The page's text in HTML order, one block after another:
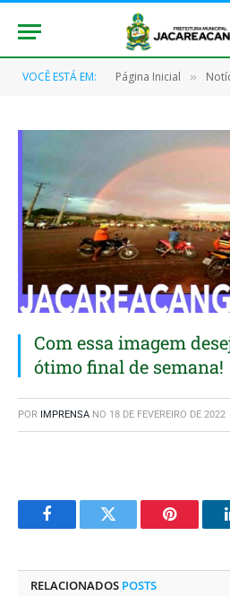
VOCÊ ESTÁ EM: Página Inicial »
Com essa imagem
ótimo final de semana!
POR IMPRENSA NO 18 DE FEVEREIRO DE 2022
FacebookTwitter Pinterest
RELACIONADOS POSTS